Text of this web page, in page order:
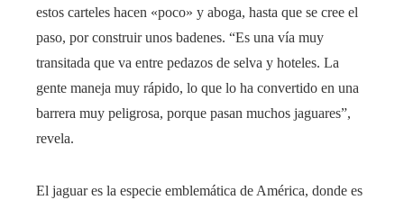
estos carteles hacen «poco» y aboga, hasta que se cree el
paso, por construir unos badenes. “Es una vía muy
transitada que va entre pedazos de selva y hoteles. La
gente maneja muy rápido, lo que lo ha convertido en una
barrera muy peligrosa, porque pasan muchos jaguares”,
revela.
El jaguar es la especie emblemática de América, donde es